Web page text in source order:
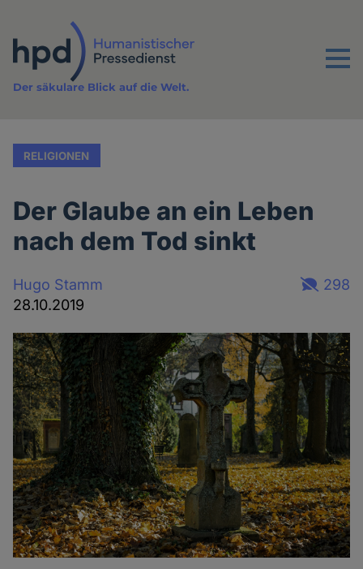
Inhalt
Menu
Der säkulare Blick auf die Welt.
RELIGIONEN
Der Glaube an ein Leben
nach dem Tod sinkt
Hugo Stamm
28.10.2019
298